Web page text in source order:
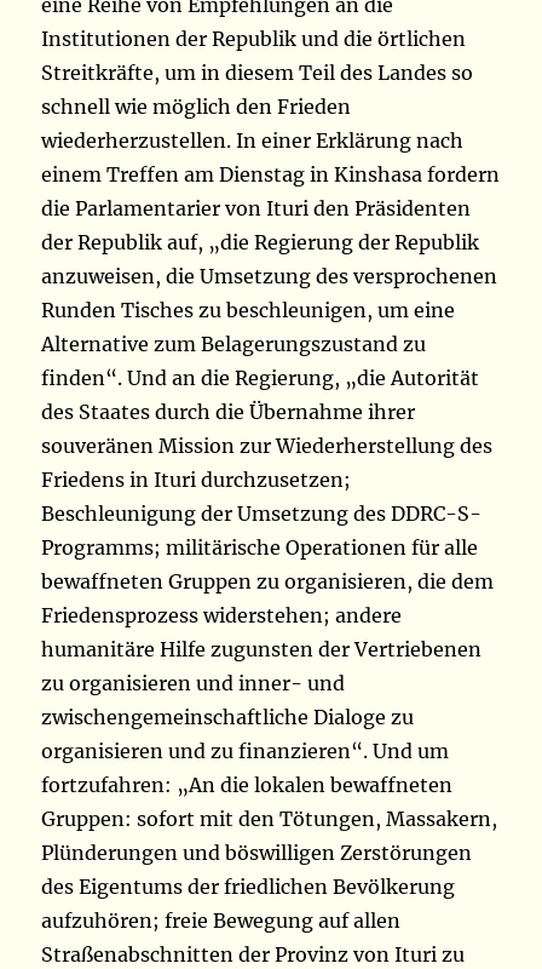
eine Reihe von Empfehlungen an die
Institutionen der Republik und die örtlichen
Streitkräfte, um in diesem Teil des Landes so
schnell wie möglich den Frieden
wiederherzustellen. In einer Erklärung nach
einem Treffen am Dienstag in Kinshasa fordern
die Parlamentarier von Ituri den Präsidenten
der Republik auf, „die Regierung der Republik
anzuweisen, die Umsetzung des versprochenen
Runden Tisches zu beschleunigen, um eine
Alternative zum Belagerungszustand zu
finden“. Und an die Regierung, „die Autorität
des Staates durch die Übernahme ihrer
souveränen Mission zur Wiederherstellung des
Friedens in Ituri durchzusetzen;
Beschleunigung der Umsetzung des DDRC-S-
Programms; militärische Operationen für alle
bewaffneten Gruppen zu organisieren, die dem
Friedensprozess widerstehen; andere
humanitäre Hilfe zugunsten der Vertriebenen
zu organisieren und inner- und
zwischengemeinschaftliche Dialoge zu
organisieren und zu finanzieren“. Und um
fortzufahren: „An die lokalen bewaffneten
Gruppen: sofort mit den Tötungen, Massakern,
Plünderungen und böswilligen Zerstörungen
des Eigentums der friedlichen Bevölkerung
aufzuhören; freie Bewegung auf allen
Straßenabschnitten der Provinz von Ituri zu